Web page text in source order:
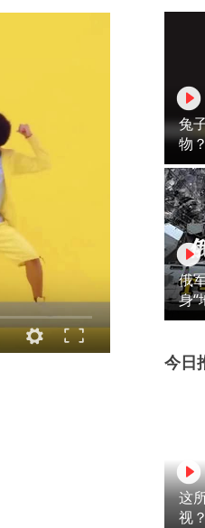
兔
物
俄
身“
今日
这
视？